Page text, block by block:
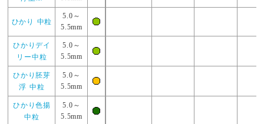
ひかり 中粒
5.0～
5.5mm
ひかりデイ
リー中粒
5.0～
5.5mm
ひかり胚芽
浮 中粒
5.0～
5.5mm
ひかり色揚
中粒
5.0～
5.5mm